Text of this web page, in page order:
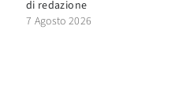
di redazione
7 Agosto 2026